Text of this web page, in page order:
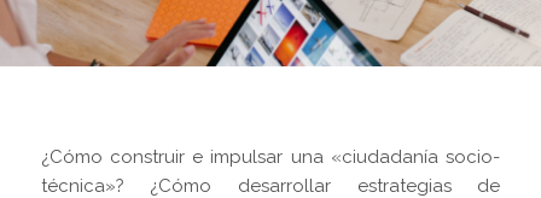
¿Cómo construir e impulsar una «ciudadanía socio-
técnica»? ¿Cómo desarrollar estrategias de